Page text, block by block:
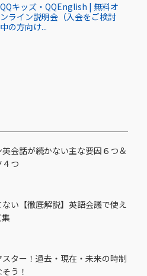
QQキッズ・QQEnglish | 無料オ
ンライン説明会（入会をご検討
中の方向け...
会話が続かない主な要因６つ＆
つ
い【徹底解説】英語会議で使え
ター！過去・現在・未来の時制
う！